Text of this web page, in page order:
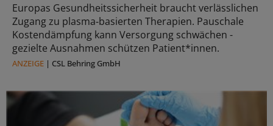
Europas Gesundheitssicherheit braucht verlässlichen
Zugang zu plasma‑basierten Therapien. Pauschale
Kostendämpfung kann Versorgung schwächen -
gezielte Ausnahmen schützen Patient*innen.
ANZEIGE | CSL Behring GmbH